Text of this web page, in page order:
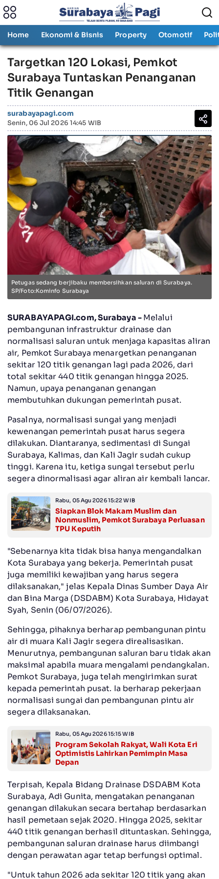
Home Ekonomi & Bisnis Property Otomotif
Targetkan 120 Lokasi, Pemkot
Surabaya Tuntaskan Penanganan
Titik Genangan
surabayapagi.com
Senin, 06 Jul 2026 14:45 WIB
Petugas sedang berjibaku membersihkan saluran di Surabaya.
SP/Foto:Kominfo Surabaya
SURABAYAPAGI.com, Surabaya -Melalui
pembangunan infrastruktur drainase dan
normalisasi saluran untuk menjaga kapasitas aliran
air, Pemkot Surabaya menargetkan penanganan
sekitar 120 titik genangan lagi pada 2026, dari
total sekitar 440 titik genangan hingga 2025.
Namun, upaya penanganan genangan
membutuhkan dukungan pemerintah pusat.
Pasalnya, normalisasi sungai yang menjadi
kewenangan pemerintah pusat harus segera
dilakukan. Diantaranya, sedimentasi di Sungai
Surabaya, Kalimas, dan Kali Jagir sudah cukup
tinggi. Karena itu, ketiga sungai tersebut perlu
segera dinormalisasi agar aliran air kembali lancar.
Rabu, 05 Agu 2026 15:22 WIB
Siapkan Blok Makam Muslim dan
Nonmuslim, Pemkot Surabaya Perluasan
TPU Keputih
"Sebenarnya kita tidak bisa hanya mengandalkan
Kota Surabaya yang bekerja. Pemerintah pusat
juga memiliki kewajiban yang harus segera
dilaksanakan," jelas Kepala Dinas Sumber Daya Air
dan Bina Marga (DSDABM) Kota Surabaya, Hidayat
Syah, Senin (06/07/2026).
Sehingga, pihaknya berharap pembangunan pintu
air di muara Kali Jagir segera direalisasikan.
Menurutnya, pembangunan saluran baru tidak akan
maksimal apabila muara mengalami pendangkalan.
Pemkot Surabaya, juga telah mengirimkan surat
kepada pemerintah pusat. Ia berharap pekerjaan
normalisasi sungai dan pembangunan pintu air
segera dilaksanakan.
Rabu, 05 Agu 2026 15:15 WIB
Program Sekolah Rakyat, Wali Kota Eri
Optimistis Lahirkan Pemimpin Masa
Depan
Terpisah, Kepala Bidang Drainase DSDABM Kota
Surabaya, Adi Gunita, mengatakan penanganan
genangan dilakukan secara bertahap berdasarkan
hasil pemetaan sejak 2020. Hingga 2025, sekitar
440 titik genangan berhasil dituntaskan. Sehingga,
pembangunan saluran drainase harus diimbangi
dengan perawatan agar tetap berfungsi optimal.
"Untuk tahun 2026 ada sekitar 120 titik yang akan